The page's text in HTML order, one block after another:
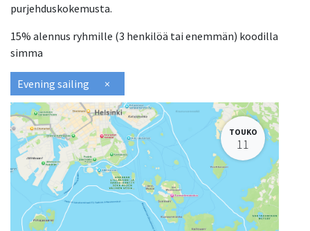
purjehduskokemusta.
15% alennus ryhmille (3 henkilöä tai enemmän) koodilla
simma
Evening sailing ×
TOUKO
11